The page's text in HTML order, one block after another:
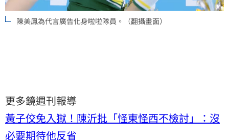
陳美鳳為代言廣告化身啦啦隊員。（翻攝畫面）
更多鏡週刊報導
黃子佼免入獄！陳沂批「怪東怪西不檢討」：沒
必要期待他反省